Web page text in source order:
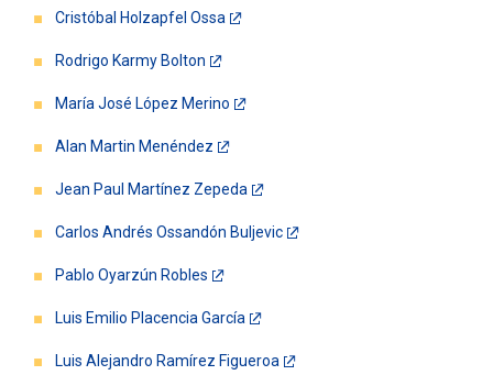
Cristóbal Holzapfel Ossa
Rodrigo Karmy Bolton
María José López Merino
Alan Martin Menéndez
Jean Paul Martínez Zepeda
Carlos Andrés Ossandón Buljevic
Pablo Oyarzún Robles
Luis Emilio Placencia García
Luis Alejandro Ramírez Figueroa